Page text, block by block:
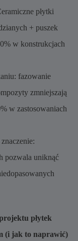
płytki
+ puszek
w konstrukcjach
fazowanie
zmniejszają
w zastosowaniach
pozwala uniknąć
płytek
(i jak to naprawić)